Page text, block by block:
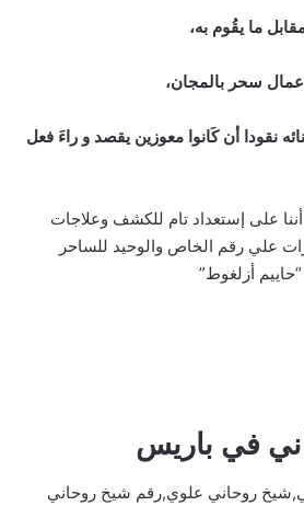
ما يقُوم به،
سحر بالمجان،
نقودا أن كَانوا معوزين يقصد و راءَ فعل
على إستعداد تام للكشف وعلاجات
علي رقم الخاص والوحيد للساحر
أزلغوط”
في باريس
روحاني علوي,رقم شيخ روحاني